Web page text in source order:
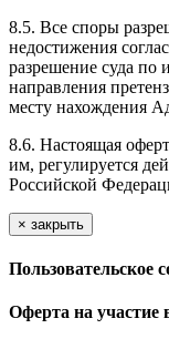
8.5. Все споры
недостижения
разрешение суда по
направления
месту нахождения
8.6. Настоящая
им, регулируется
Российской
× закрыть
Пользовательское
Оферта на